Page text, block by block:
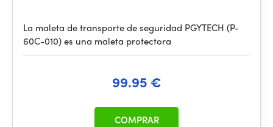
La maleta de transporte de seguridad PGYTECH (P-
60C-010) es una maleta protectora
99.95 €
COMPRAR